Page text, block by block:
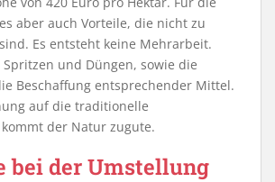
aber auch Vorteile, die nicht zu
Es entsteht keine Mehrarbeit.
und Düngen, sowie die
Beschaffung entsprechender Mittel.
auf die traditionelle
der Natur zugute.
bei der Umstellung